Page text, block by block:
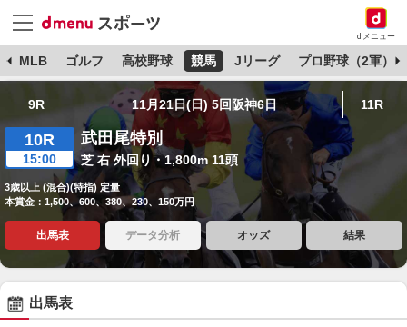
dメニュー
MLB ゴルフ 高校野球 競馬 Jリーグ プロ野球（2軍）
9R 11月21日(日) 5回阪神6日 11R
10R
15:00
武田尾特別
芝 右 外回り・1,800m 11頭
3歳以上 (混合)(特指) 定量
本賞金：1,500、600、380、230、150万円
出馬表 データ分析 オッズ 結果
出馬表